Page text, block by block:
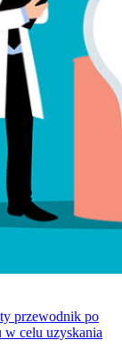
przewodnik po
w celu uzyskania